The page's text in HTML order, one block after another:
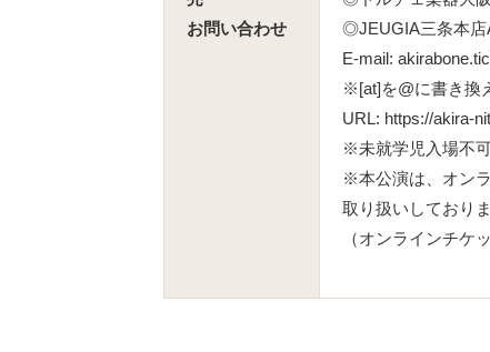
お問い合わせ
◎JEUGIA三条本店
E-mail:
※[at]を@に書き換
URL: https://akira-
※未就学児入場不
※本公演は、オン
取り扱いしておりま
（オンラインチケ